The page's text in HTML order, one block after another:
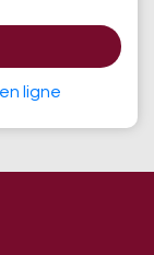
ligne